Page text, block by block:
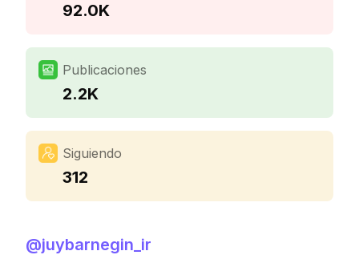
92.0K
Publicaciones
2.2K
Siguiendo
312
@juybarnegin_ir